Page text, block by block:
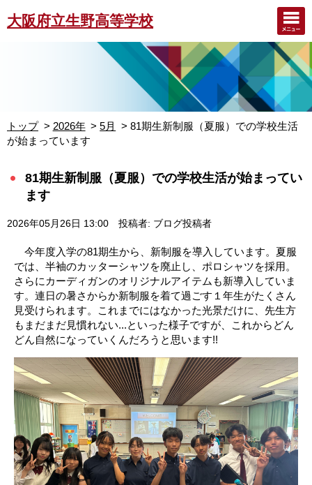
大阪府立生野高等学校
トップ 2026年 5月
81期生新制服（夏服）での学校生活
が始まっています
81期生新制服（夏服）での学校生活が始まってい
ます
2026年05月26日 13:00 投稿者: ブログ投稿者
今年度入学の81期生から、新制服を導入しています。夏服
では、半袖のカッターシャツを廃止し、ポロシャツを採用。
さらにカーディガンのオリジナルアイテムも新導入していま
す。連日の暑さからか新制服を着て過ごす１年生がたくさん
見受けられます。これまでにはなかった光景だけに、先生方
もまだまだ見慣れない...といった様子ですが、これからどん
どん自然になっていくんだろうと思います!!